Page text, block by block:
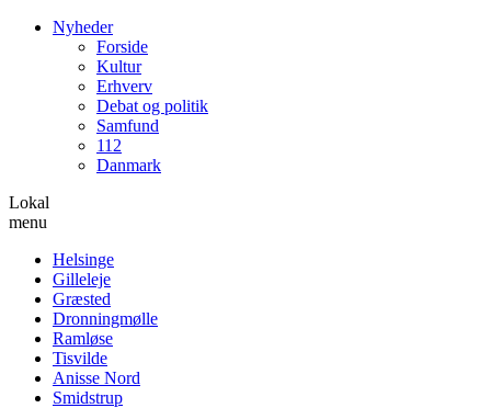
Nyheder
Forside
Kultur
Erhverv
Debat og politik
Samfund
112
Danmark
Lokal
menu
Helsinge
Gilleleje
Græsted
Dronningmølle
Ramløse
Tisvilde
Anisse Nord
Smidstrup